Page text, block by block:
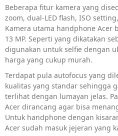
Beberapa fitur kamera yang
zoom, dual-LED flash, ISO
Kamera utama handphone Acer
13 MP. Seperti yang dikatakan
digunakan untuk selfie dengan
harga yang cukup murah.
Terdapat pula autofocus yang
kualitas yang standar sehingga
terlihat dengan lumayan jelas.
Acer dirancang agar bisa
Untuk handphone dengan
Acer sudah masuk jejeran yang